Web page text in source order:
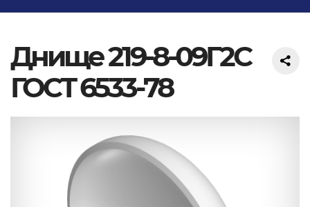
Днище 219-8-09Г2С
ГОСТ 6533-78